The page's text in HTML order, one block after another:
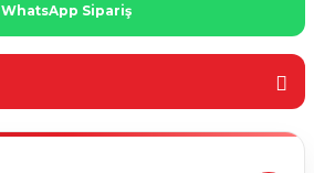
WhatsApp Sipariş